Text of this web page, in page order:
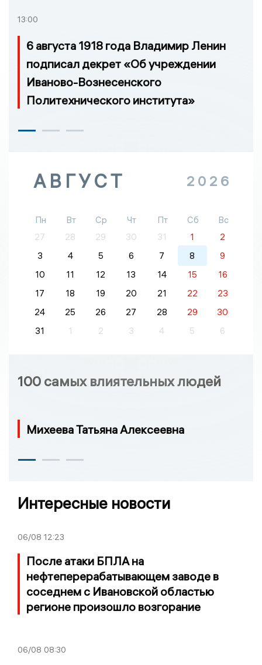
13:00
6 августа 1918 года Владимир Ленин
подписал декрет «Об учреждении
Иваново-Вознесенского
Политехнического института»
АВГУСТ 2026
Пн Вт Ср Чт Пт Сб
Вс
27
28 29 30 31 1
2
3
4 5 6 7 8
9
10
11 12 13 14 15
16
17
18 19 20 21 22
23
24
25 26 27 28 29
30
31
1 2 3 4 5 6
100 самых влиятельных людей
Михеева Татьяна Алексеевна
Интересные новости
06/08 12:23
После атаки БПЛА на
нефтеперерабатывающем заводе в
соседнем с Ивановской областью
регионе произошло возгорание
06/08 08:30